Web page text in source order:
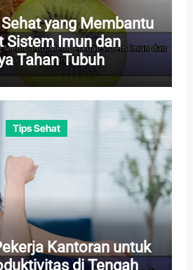
yang Membantu
Sistem Imun dan
Tahan Tubuh
Tips Sehat
Kantoran untuk
di Tengah